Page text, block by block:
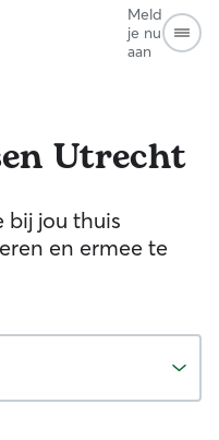
Meld
je nu
aan
Utrecht
bij jou thuis
en ermee te